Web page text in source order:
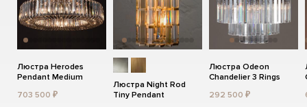
Люстра Herodes
Pendant Medium
703 500 ₽
Люстра Night Rod
Tiny Pendant
Люстра Odeon
Chandelier 3 Rings
292 500 ₽